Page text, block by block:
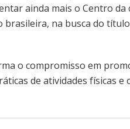
ainda mais o Centro da
na busca do
o compromisso em
de atividades físicas e